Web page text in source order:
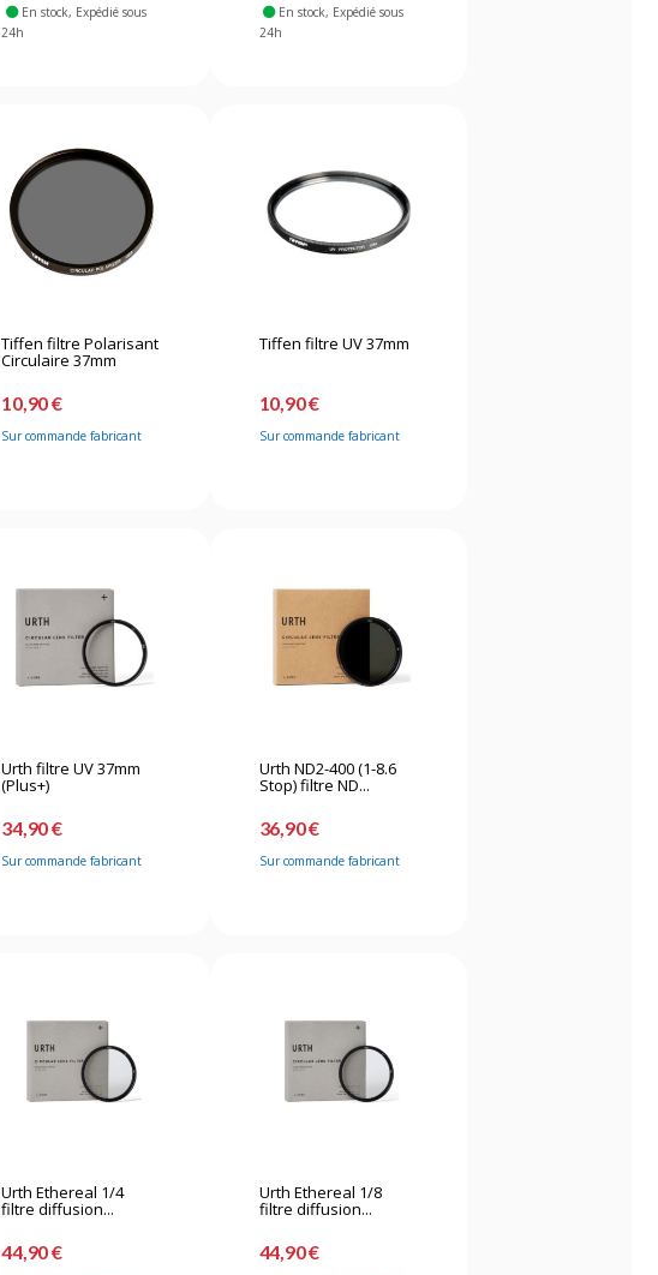
En stock, Expédié sous
24h
En stock, Expédié sous
24h
Tiffen filtre Polarisant
Circulaire 37mm
10,90 €
Sur commande fabricant
Tiffen filtre UV 37mm
10,90 €
Sur commande fabricant
Urth filtre UV 37mm
(Plus+)
34,90 €
Sur commande fabricant
Urth ND2-400 (1-8.6
Stop) filtre ND...
36,90 €
Sur commande fabricant
Urth Ethereal 1/4
filtre diffusion...
44,90 €
Urth Ethereal 1/8
filtre diffusion...
44,90 €